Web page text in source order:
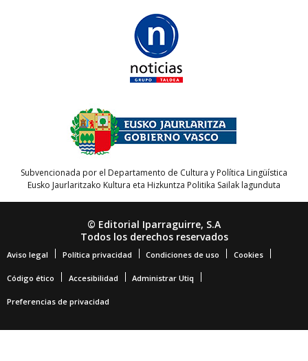
Subvencionada por el Departamento de Cultura y Política Lingüística
Eusko Jaurlaritzako Kultura eta Hizkuntza Politika Sailak lagunduta
© Editorial Iparraguirre, S.A
Todos los derechos reservados
Aviso legal Política privacidad Condiciones de uso Cookies
Código ético Accesibilidad Administrar Utiq
Preferencias de privacidad